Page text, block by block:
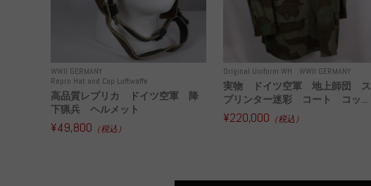
WWII GERMANY
Repro Hat and Cap Luftwaffe
高品質レプリカ ドイツ空軍 降
下猟兵 ヘルメット
¥49,800 （税込）
Original Uniform WH WWII GERMANY
実物 ドイツ空軍 地上師団 ス
プリンター迷彩 コート コッ...
¥220,000 （税込）